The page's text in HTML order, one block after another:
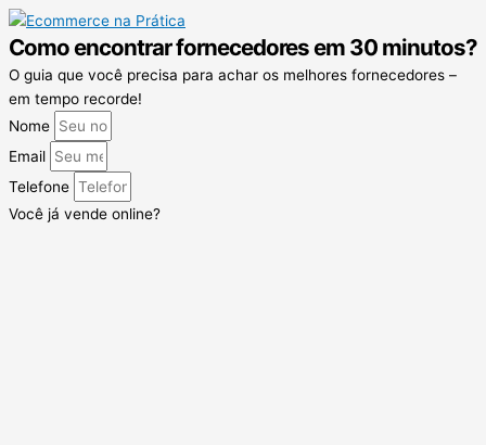
Como encontrar fornecedores em 30 minutos?
O guia que você precisa para achar os melhores fornecedores –
em tempo recorde!
Nome
Email
Telefone
Você já vende online?